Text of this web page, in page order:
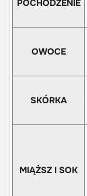
POCHODZENIE
OWOCE
SKÓRKA
MIĄŻSZ I SOK